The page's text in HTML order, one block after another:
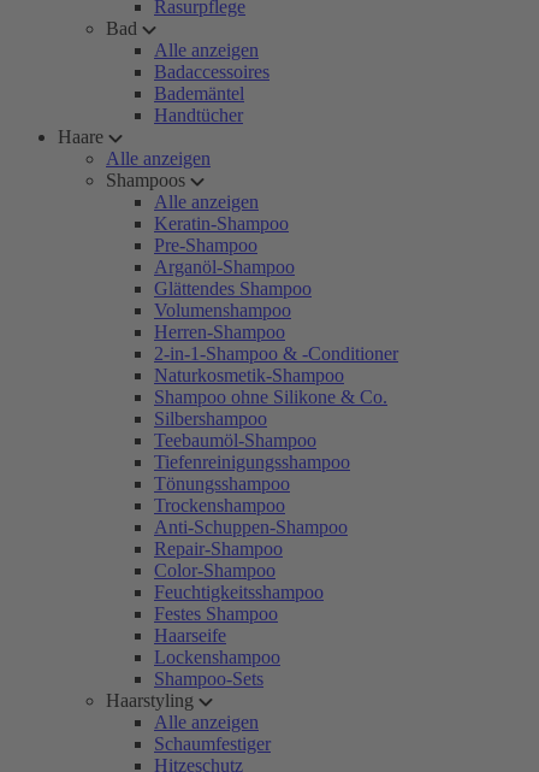
Rasurpflege
Bad
Alle anzeigen
Badaccessoires
Bademäntel
Handtücher
Haare
Alle anzeigen
Shampoos
Alle anzeigen
Keratin-Shampoo
Pre-Shampoo
Arganöl-Shampoo
Glättendes Shampoo
Volumenshampoo
Herren-Shampoo
2-in-1-Shampoo & -Conditioner
Naturkosmetik-Shampoo
Shampoo ohne Silikone & Co.
Silbershampoo
Teebaumöl-Shampoo
Tiefenreinigungsshampoo
Tönungsshampoo
Trockenshampoo
Anti-Schuppen-Shampoo
Repair-Shampoo
Color-Shampoo
Feuchtigkeitsshampoo
Festes Shampoo
Haarseife
Lockenshampoo
Shampoo-Sets
Haarstyling
Alle anzeigen
Schaumfestiger
Hitzeschutz